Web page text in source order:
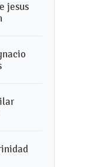
jesus